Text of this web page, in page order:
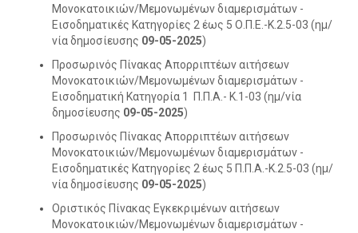
Μονοκατοικιών/Μεμονωμένων διαμερισμάτων -
Εισοδηματικές Κατηγορίες 2 έως 5 Ο.Π.Ε.-Κ.2.5-03 (ημ/
νία δημοσίευσης 09-05-2025)
Προσωρινός Πίνακας Απορριπτέων αιτήσεων
Μονοκατοικιών/Μεμονωμένων διαμερισμάτων -
Εισοδηματική Κατηγορία 1 Π.Π.Α.- Κ.1-03 (ημ/νία
δημοσίευσης 09-05-2025)
Προσωρινός Πίνακας Απορριπτέων αιτήσεων
Μονοκατοικιών/Μεμονωμένων διαμερισμάτων -
Εισοδηματικές Κατηγορίες 2 έως 5 Π.Π.Α.-Κ.2.5-03 (ημ/
νία δημοσίευσης 09-05-2025)
Οριστικός Πίνακας Εγκεκριμένων αιτήσεων
Μονοκατοικιών/Μεμονωμένων διαμερισμάτων -